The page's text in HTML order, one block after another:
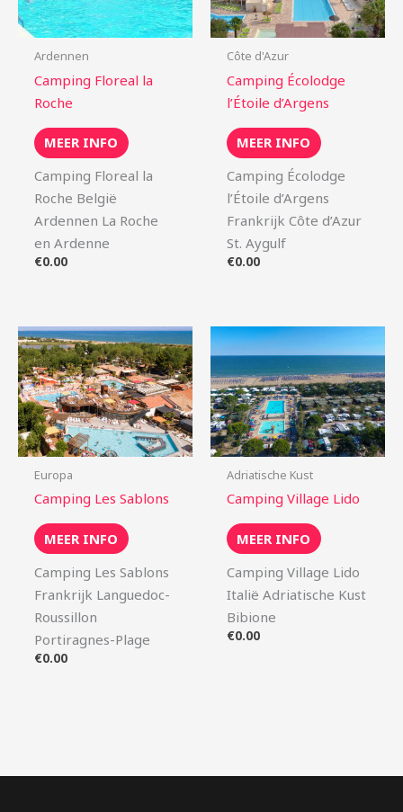
Ardennen
Camping Floreal la
Roche
MEER INFO
Camping Floreal la
Roche België
Ardennen La Roche
en Ardenne
€0.00
Côte d'Azur
Camping Écolodge
l’Étoile d’Argens
MEER INFO
Camping Écolodge
l’Étoile d’Argens
Frankrijk Côte d’Azur
St. Aygulf
€0.00
Europa
Camping Les Sablons
MEER INFO
Camping Les Sablons
Frankrijk Languedoc-
Roussillon
Portiragnes-Plage
€0.00
Adriatische Kust
Camping Village Lido
MEER INFO
Camping Village Lido
Italië Adriatische Kust
Bibione
€0.00